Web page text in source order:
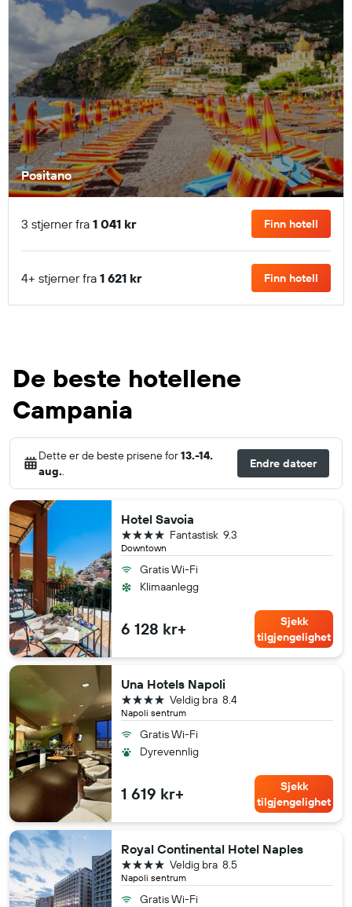
Positano
3 stjerner fra 1 041 kr Finn hotell
4+ stjerner fra 1 621 kr Finn hotell
De beste hotellene
Campania
Dette er de beste prisene for13.-14.
aug..
Endre datoer
Hotel Savoia
Downtown
9.3
Fantastisk
4 stjerner
Gratis Wi-Fi
Klimaanlegg
6 128 kr+
Sjekk
tilgjengelighet
Una Hotels Napoli
Napoli sentrum
8.4
Veldig bra
4 stjerner
Gratis Wi-Fi
Dyrevennlig
1 619 kr+
Sjekk
tilgjengelighet
Royal Continental Hotel Naples
Napoli sentrum
8.5
Veldig bra
4 stjerner
Gratis Wi-Fi